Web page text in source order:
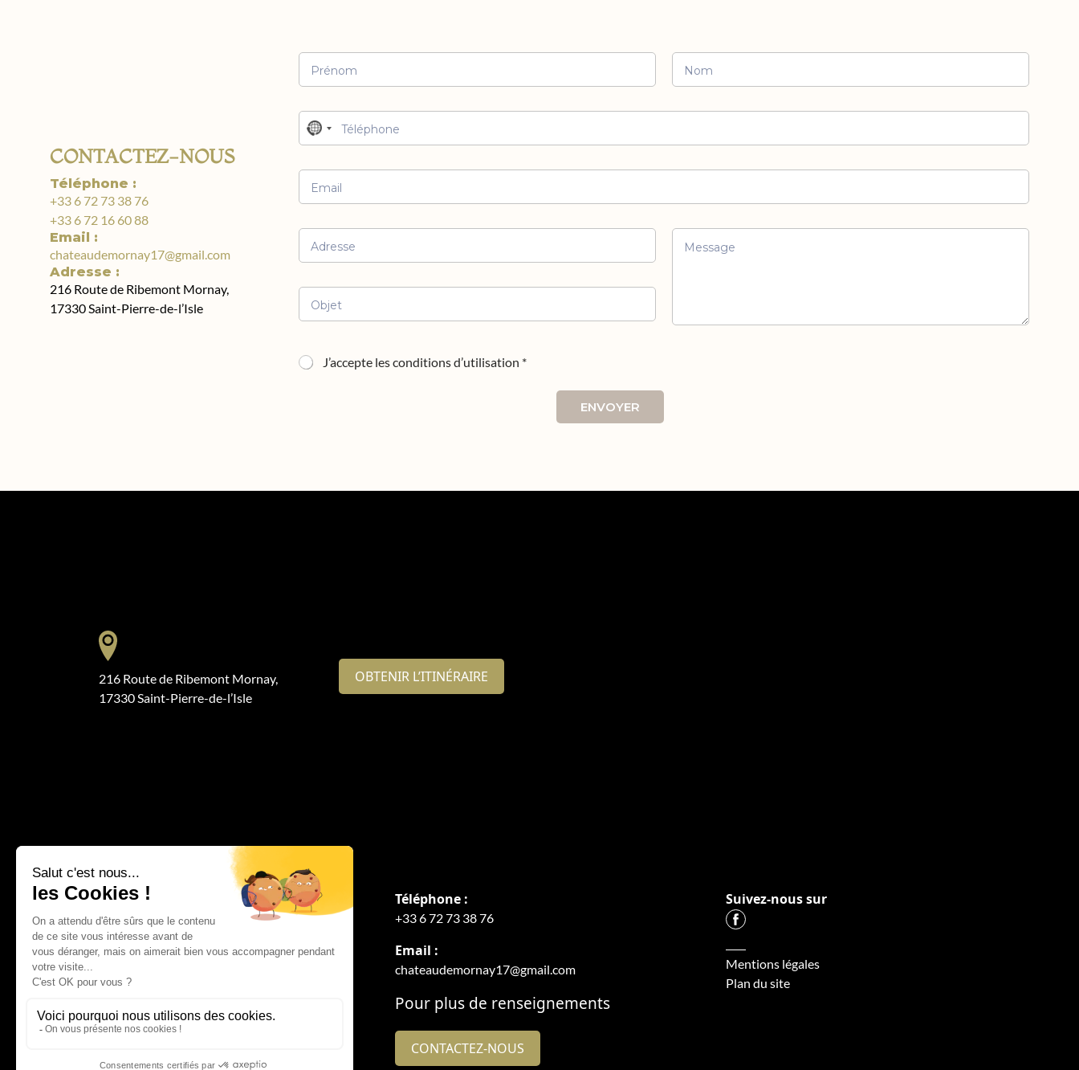
CONTACTEZ-NOUS
Téléphone :
+33 6 72 73 38 76
+33 6 72 16 60 88
Email :
chateaudemornay17@gmail.com
Adresse :
216 Route de Ribemont Mornay,
17330 Saint-Pierre-de-l’Isle
N
o
c
o
u
n
r
y
e
e
J’accepte les conditions d’utilisation *
ENVOYER
216 Route de Ribemont Mornay,
17330 Saint-Pierre-de-l’Isle
OBTENIR L’ITINÉRAIRE
RESTONS EN CONTACTS
ÉVÈNEMENTS PRIVÉS &
Téléphone :
+33 6 72 73 38 76
Email :
chateaudemornay17@gmail.com
Pour plus de renseignements
CONTACTEZ-NOUS
Suivez-nous sur
Mentions légales
Plan du site